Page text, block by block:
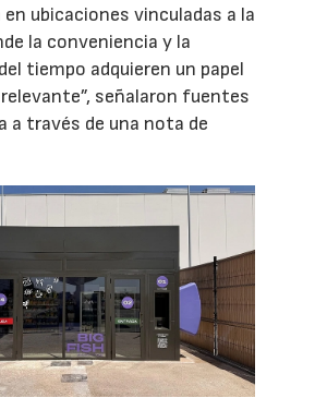
ubicaciones vinculadas a la
la conveniencia y la
tiempo adquieren un papel
señalaron fuentes
a través de una nota de